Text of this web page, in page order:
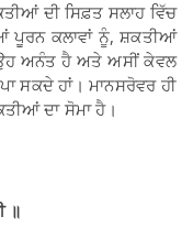
ਦੀ ਸਿਫ਼ਤ ਸਲਾਹ ਵਿੱਚ
ਪੂਰਨ ਕਲਾਵਾਂ ਨੂੰ, ਸ਼ਕਤੀਆਂ
ਅਨੰਤ ਹੈ ਅਤੇ ਅਸੀਂ ਕੇਵਲ
ਸਕਦੇ ਹਾਂ। ਮਾਨਸਰੋਵਰ ਹੀ
ਦਾ ਸੋਮਾ ਹੈ।
॥